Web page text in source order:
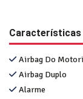
Airbag Do
Airbag Duplo
Alarme